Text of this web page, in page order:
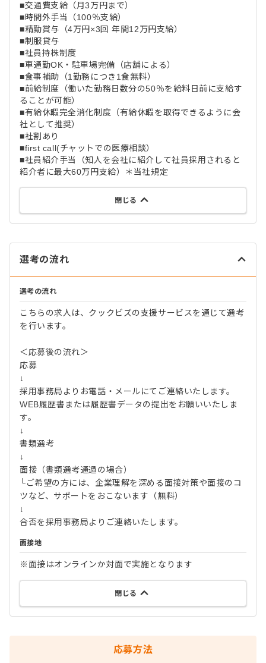
■交通費支給（月3万円まで）
■時間外手当（100％支給）
■精勤賞与（4万円×3回 年間12万円支給）
■制服貸与
■社員持株制度
■車通勤OK・駐車場完備（店舗による）
■食事補助（1勤務につき1食無料）
■前給制度（働いた勤務日数分の50％を給料日前に支給す
ることが可能）
■有給休暇完全消化制度（有給休暇を取得できるように会
社として推奨）
■社割あり
■first call(チャットでの医療相談）
■社員紹介手当（知人を会社に紹介して社員採用されると
紹介者に最大60万円支給）＊当社規定
閉じる
選考の流れ
選考の流れ
こちらの求人は、クックビズの支援サービスを通じて選考
を行います。
＜応募後の流れ＞
応募
↓
採用事務局よりお電話・メールにてご連絡いたします。
WEB履歴書または履歴書データの提出をお願いいたしま
す。
↓
書類選考
↓
面接（書類選考通過の場合）
└ご希望の方には、企業理解を深める面接対策や面接のコ
ツなど、サポートをおこないます（無料）
↓
合否を採用事務局よりご連絡いたします。
面接地
※面接はオンラインか対面で実施となります
閉じる
応募方法